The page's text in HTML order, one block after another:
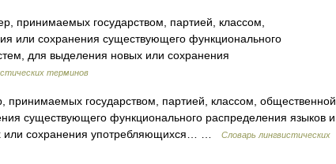
принимаемых государством, партией, классом,
или сохранения существующего функционального
для выделения новых или сохранения
терминов
принимаемых государством, партией, классом, общественной
существующего функционального распределения языков и
или сохранения употребляющихся… …
Словарь лингвистических